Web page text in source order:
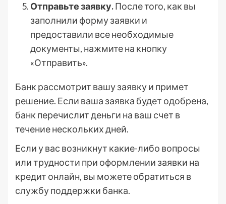
Отправьте заявку.После того, как вы
заполнили форму заявки и
предоставили все необходимые
документы, нажмите на кнопку
«Отправить».
Банк рассмотрит вашу заявку и примет
решение. Если ваша заявка будет одобрена,
банк перечислит деньги на ваш счет в
течение нескольких дней.
Если у вас возникнут какие-либо вопросы
или трудности при оформлении заявки на
кредит онлайн, вы можете обратиться в
службу поддержки банка.